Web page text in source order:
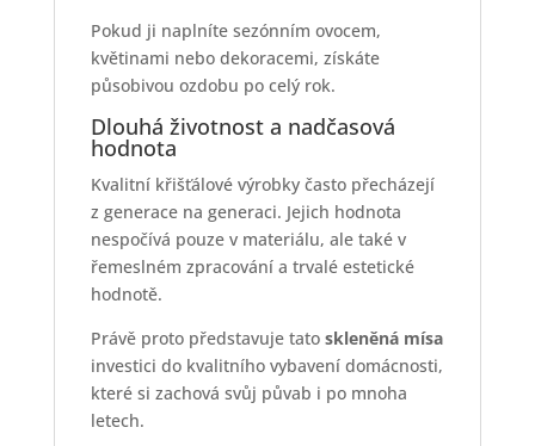
Pokud ji naplníte sezónním ovocem,
květinami nebo dekoracemi, získáte
působivou ozdobu po celý rok.
Dlouhá životnost a nadčasová
hodnota
Kvalitní křišťálové výrobky často přecházejí
z generace na generaci. Jejich hodnota
nespočívá pouze v materiálu, ale také v
řemeslném zpracování a trvalé estetické
hodnotě.
Právě proto představuje tato skleněná mísa
investici do kvalitního vybavení domácnosti,
které si zachová svůj půvab i po mnoha
letech.